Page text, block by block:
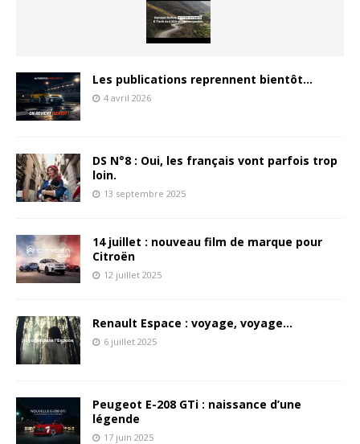
Les publications reprennent bientôt…
4 avril 2026
DS N°8 : Oui, les français vont parfois trop
loin.
13 septembre 2025
14 juillet : nouveau film de marque pour
Citroën
12 juillet 2025
Renault Espace : voyage, voyage…
6 juillet 2025
Peugeot E-208 GTi : naissance d’une
légende
17 juin 2025